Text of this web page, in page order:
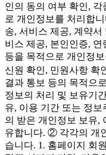
인의 동의 여부 확인,
로 개인정보를 처리합
송, 서비스 제공, 계약서
비스 제공, 본인인증,
등을 목적으로 개인정
신원 확인, 민원사항 확
결과 통보 등의 목적으
정보의 처리 및 보유기
유, 이용 기간 또는 정
의 받은 개인정보 보유,
유합니다. ② 각각의 개
습니다. 1. 홈페이지 회